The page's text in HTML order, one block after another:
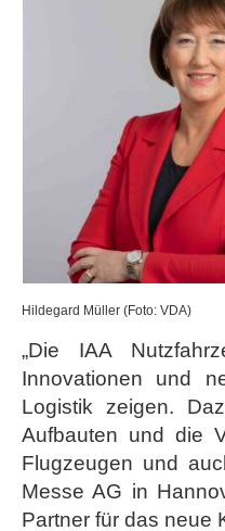
Hildegard Müller (Foto: VDA)
„Die IAA
Innovationen und
Logistik zeigen.
Aufbauten und die
Flugzeugen und
Messe AG in
Partner für das neue